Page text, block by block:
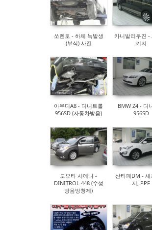
쏘렌토 - 하체 녹발생
(부식) 사진
카니발리무진 -
키지
아우디A8 - 디니트롤
956SD (자동차방음)
BMW Z4 - 디
956SD
도요타 시에나 -
DINITROL 448 (수성
방음방청제)
산타페DM - 새
지, PPF